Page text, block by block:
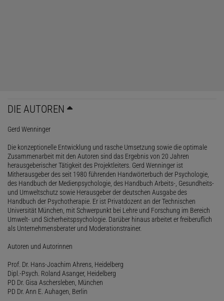
DIE AUTOREN
Gerd Wenninger
Die konzeptionelle Entwicklung und rasche Umsetzung sowie die optimale
Zusammenarbeit mit den Autoren sind das Ergebnis von 20 Jahren
herausgeberischer Tätigkeit des Projektleiters. Gerd Wenninger ist
Mitherausgeber des seit 1980 führenden Handwörterbuch der Psychologie,
des Handbuch der Medienpsychologie, des Handbuch Arbeits-, Gesundheits-
und Umweltschutz sowie Herausgeber der deutschen Ausgabe des
Handbuch der Psychotherapie. Er ist Privatdozent an der Technischen
Universität München, mit Schwerpunkt bei Lehre und Forschung im Bereich
Umwelt- und Sicherheitspsychologie. Darüber hinaus arbeitet er freiberuflich
als Unternehmensberater und Moderationstrainer.
Autoren und Autorinnen
Prof. Dr. Hans-Joachim Ahrens, Heidelberg
Dipl.-Psych. Roland Asanger, Heidelberg
PD Dr. Gisa Aschersleben, München
PD Dr. Ann E. Auhagen, Berlin